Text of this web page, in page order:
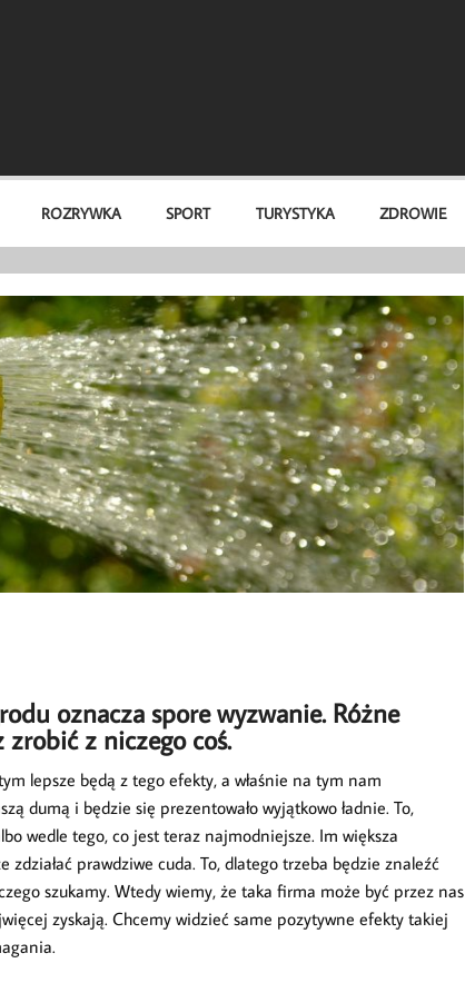
ROZRYWKA SPORT TURYSTYKA ZDROWIE
oznacza spore wyzwanie. Różne
z niczego coś.
lepsze będą z tego efekty, a właśnie na tym nam
dumą i będzie się prezentowało wyjątkowo ładnie. To,
wedle tego, co jest teraz najmodniejsze. Im większa
prawdziwe cuda. To, dlatego trzeba będzie znaleźć
szukamy. Wtedy wiemy, że taka firma może być przez nas
zyskają. Chcemy widzieć same pozytywne efekty takiej